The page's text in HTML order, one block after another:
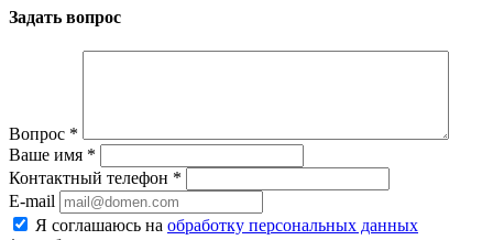
Задать вопрос
Вопрос *
Ваше имя *
Контактный телефон *
E-mail
Я соглашаюсь на обработку персональных данных